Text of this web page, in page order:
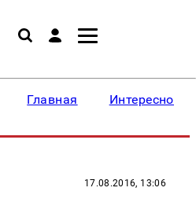
Главная Интересное
17.08.2016, 13:06